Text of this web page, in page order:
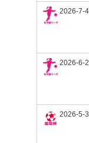
2026-7-4
2026-6-
2026-5-